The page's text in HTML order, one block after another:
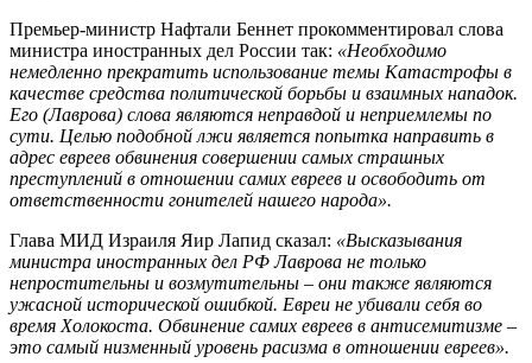
Премьер-министр Нафтали Беннет прокомментировал слова
министра иностранных дел России так: «Необходимо
немедленно прекратить использование темы Катастрофы в
качестве средства политической борьбы и взаимных нападок.
Его (Лаврова) слова являются неправдой и неприемлемы по
сути. Целью подобной лжи является попытка направить в
адрес евреев обвинения совершении самых страшных
преступлений в отношении самих евреев и освободить от
ответственности гонителей нашего народа».
Глава МИД Израиля Яир Лапид сказал: «Высказывания
министра иностранных дел РФ Лаврова не только
непростительны и возмутительны – они также являются
ужасной исторической ошибкой. Евреи не убивали себя во
время Холокоста. Обвинение самих евреев в антисемитизме –
это самый низменный уровень расизма в отношении евреев».